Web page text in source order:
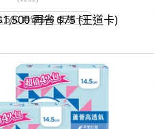
再省 $75 (王道卡)